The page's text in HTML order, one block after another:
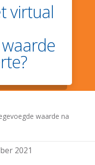
virtual
waarde na
2021